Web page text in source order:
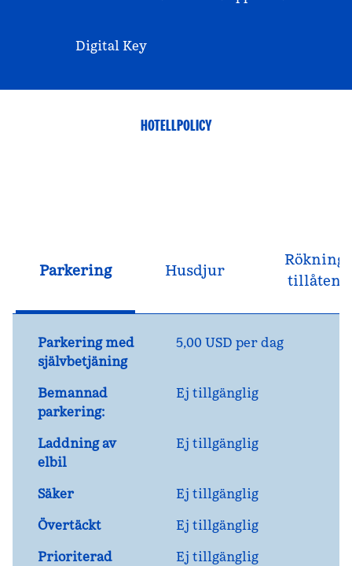
Digital Key
HOTELLPOLICY
Parkering Husdjur
Rökning
tillåten
Parkering med
självbetjäning
5,00 USD per dag
Bemannad
parkering:
Ej tillgänglig
Laddning av
elbil
Ej tillgänglig
Säker
Ej tillgänglig
Övertäckt
Ej tillgänglig
Prioriterad
Ej tillgänglig